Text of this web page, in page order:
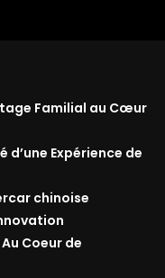
Familial au Cœur
d’une Expérience de
chinoise
Coeur de